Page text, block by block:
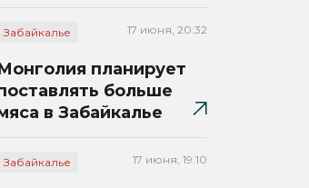
Забайкалье 17 июня, 20:32
планирует
больше
в Забайкалье
Забайкалье 17 июня, 19:10